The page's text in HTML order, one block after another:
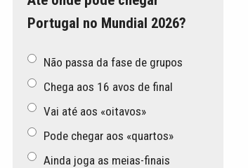
Portugal no Mundial 2026?
Não passa da fase de grupos
Chega aos 16 avos de final
Vai até aos «oitavos»
Pode chegar aos «quartos»
Ainda joga as meias-finais